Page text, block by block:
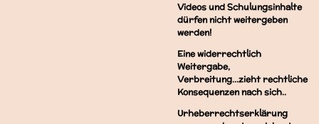
Videos und Schulungsinhalte
dürfen nicht weitergeben
werden!
Eine widerrechtlich
Weitergabe,
Verbreitung...zieht rechtliche
Konsequenzen nach sich..
Urheberrechtserklärung